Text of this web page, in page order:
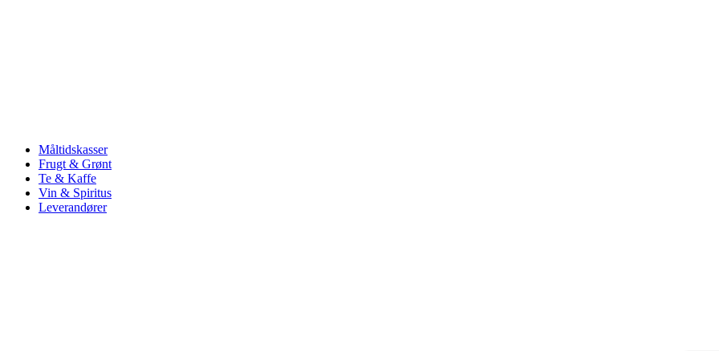
Måltidskasser
Frugt & Grønt
Te & Kaffe
Vin & Spiritus
Leverandører